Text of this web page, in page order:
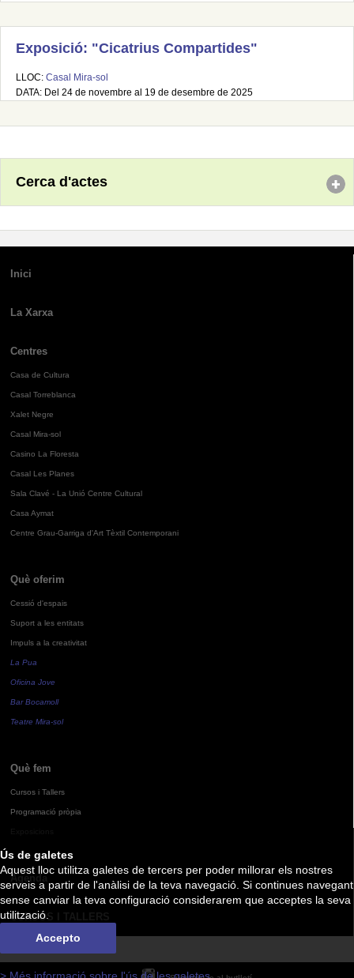
Ús de galetes
Aquest lloc utilitza galetes de tercers per poder millorar els nostres
serveis a partir de l'anàlisi de la teva navegació. Si continues navegant
sense canviar la teva configuració considerarem que acceptes la seva
utilització.
Accepto
Exposició: "Cicatrius Compartides"
LLOC: Casal Mira-sol
DATA: Del 24 de novembre al 19 de desembre de 2025
Cerca d'actes
Inici
La Xarxa
Centres
Casa de Cultura
Casal Torreblanca
Xalet Negre
Casal Mira-sol
Casino La Floresta
Casal Les Planes
Sala Clavé - La Unió Centre Cultural
Casa Aymat
Centre Grau-Garriga d'Art Tèxtil Contemporani
Què oferim
Cessió d'espais
Suport a les entitats
Impuls a la creativitat
La Pua
Oficina Jove
Bar Bocamoll
Teatre Mira-sol
Què fem
Cursos i Tallers
Programació pròpia
Agenda
CURSOS I TALLERS